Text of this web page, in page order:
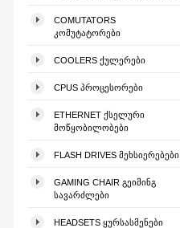
COMUTATORS
ᲙᲝᲛᲣᲢᲐᲢᲝᲠᲔᲑᲘ
COOLERS ᲥᲣᲚᲔᲠᲔᲑᲘ
CPUS ᲞᲠᲝᲪᲔᲡᲝᲠᲔᲑᲘ
ETHERNET ᲥᲡᲔᲚᲣᲠᲘ
ᲛᲝᲬᲧᲝᲑᲘᲚᲝᲑᲔᲑᲘ
FLASH DRIVES ᲛᲔᲮᲡᲘᲔᲠᲔᲑᲔᲑᲘ
GAMING CHAIR ᲒᲔᲘᲛᲘᲜᲒ
ᲡᲐᲕᲐᲠᲫᲚᲔᲑᲘ
HEADSETS ᲧᲣᲠᲡᲐᲡᲛᲔᲜᲔᲑᲘ